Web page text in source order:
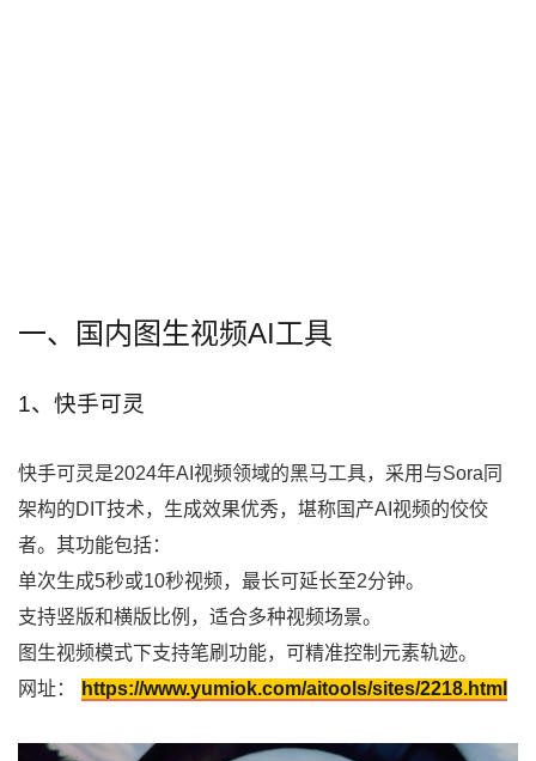
一、国内图生视频AI工具
1、快手可灵
快手可灵是2024年AI视频领域的黑马工具，采用与Sora同
架构的DIT技术，生成效果优秀，堪称国产AI视频的佼佼
者。其功能包括：
单次生成5秒或10秒视频，最长可延长至2分钟。
支持竖版和横版比例，适合多种视频场景。
图生视频模式下支持笔刷功能，可精准控制元素轨迹。
网址：
https://www.yumiok.com/aitools/sites/2218.html